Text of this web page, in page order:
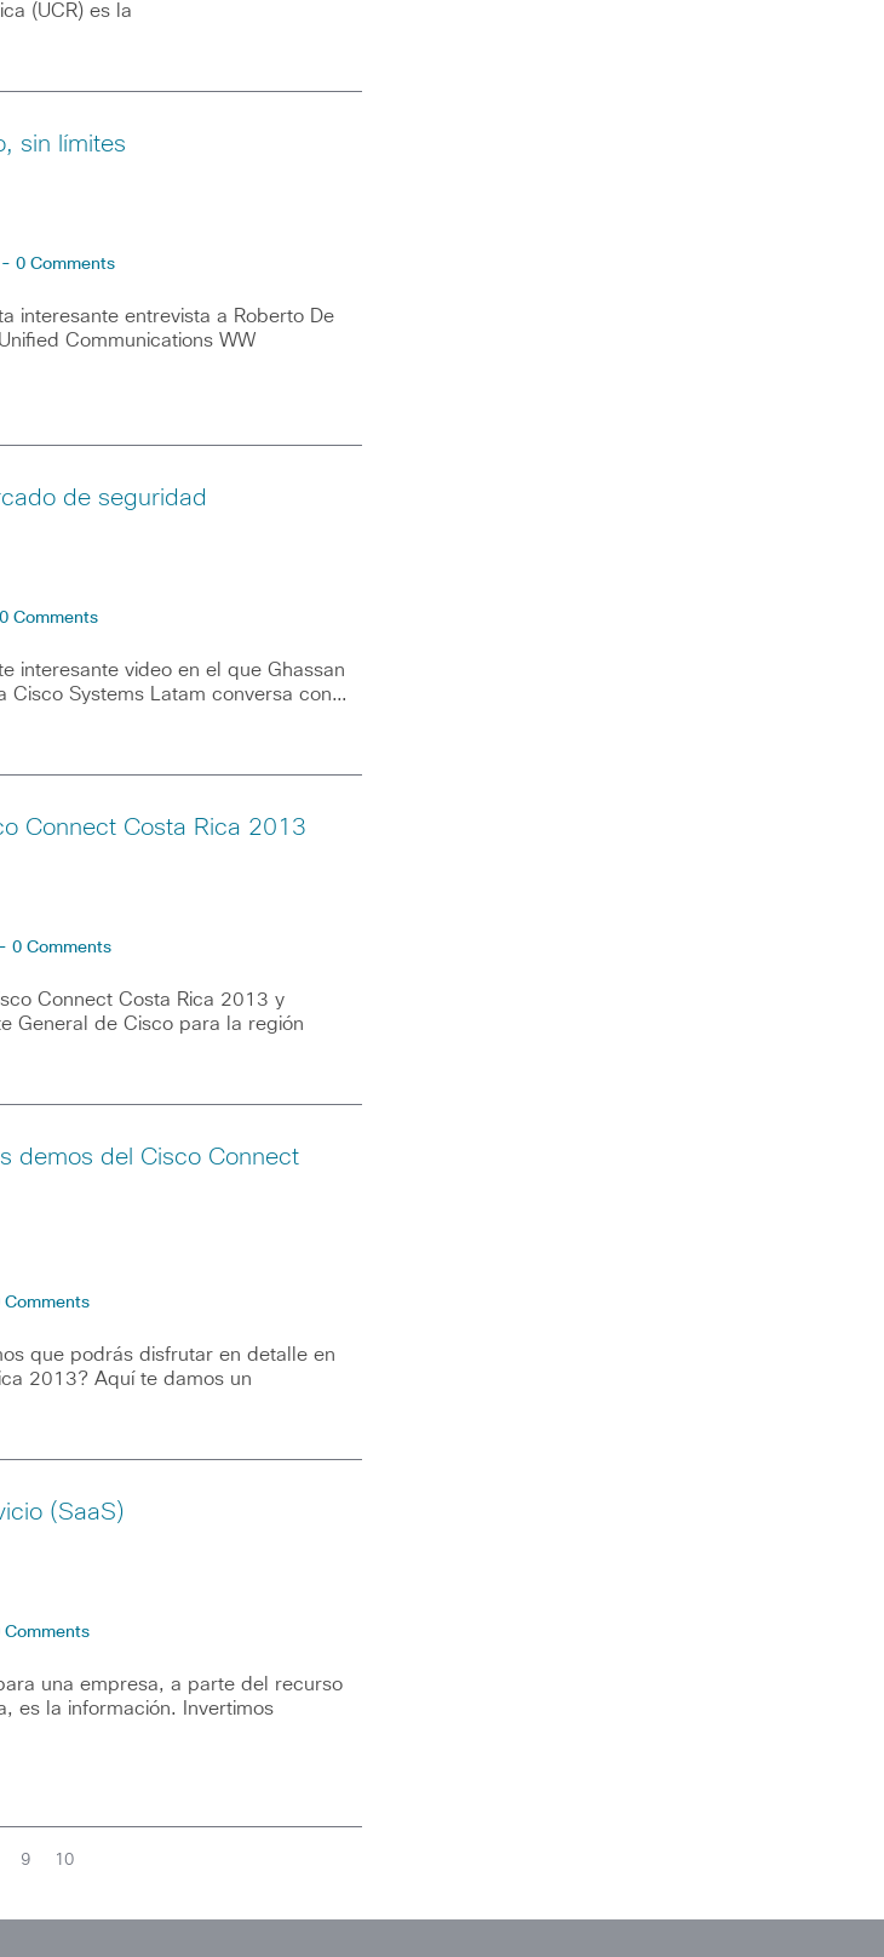
(UCR) es la
sin límites
- 0 Comments
interesante entrevista a Roberto De
Communications WW
de seguridad
0 Comments
interesante video en el que Ghassan
Cisco Systems Latam conversa con…
Connect Costa Rica 2013
0 Comments
Connect Costa Rica 2013 y
General de Cisco para la región
demos del Cisco Connect
Comments
que podrás disfrutar en detalle en
2013? Aquí te damos un
(SaaS)
Comments
una empresa, a parte del recurso
es la información. Invertimos
9 10